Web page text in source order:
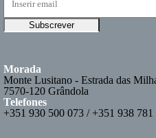
Morada
Monte Lusitano - Estrada das
7570-120 Grândola
Telefones
+351 930 500 073 / +351 938